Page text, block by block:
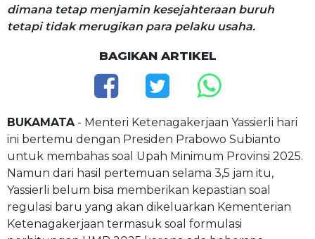
dimana tetap menjamin kesejahteraan buruh
tetapi tidak merugikan para pelaku usaha.
BAGIKAN ARTIKEL
BUKAMATA - Menteri Ketenagakerjaan Yassierli hari
ini bertemu dengan Presiden Prabowo Subianto
untuk membahas soal Upah Minimum Provinsi 2025.
Namun dari hasil pertemuan selama 3,5 jam itu,
Yassierli belum bisa memberikan kepastian soal
regulasi baru yang akan dikeluarkan Kementerian
Ketenagakerjaan termasuk soal formulasi